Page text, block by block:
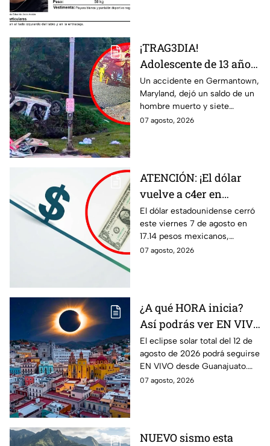
¡TRAG3DIA!
Adolescente de 13 años
desata FATAL CHOQUE
con auto rob4do:
reportan un mu3rto y
siete menores heridos
Un accidente en Germantown,
Maryland, dejó un saldo de un
hombre muerto y siete
menores heridos luego de un
07 agosto, 2026
ATENCIÓN: ¡El dólar
vuelve a c4er en
Guanajuato! Esto cuesta
HOY 7 de agosto:
¿conviene comprar?
El dólar estadounidense cerró
este viernes 7 de agosto en
17.14 pesos mexicanos,
manteniendo una tendencia a
07 agosto, 2026
¿A qué HORA inicia?
Así podrás ver EN VIVO
desde Guanajuato el
eclipse solar total del 12
de agosto de 2026
El eclipse solar total del 12 de
agosto de 2026 podrá seguirse
EN VIVO desde Guanajuato.
Conoce a qué hora inicia
07 agosto, 2026
NUEVO sismo esta